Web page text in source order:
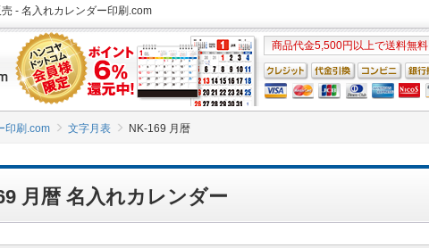
- 名入れカレンダー印刷.com
商品代金5,500円以上で送料無料
印刷.com 文字月表 NK-169 月暦
月暦 名入れカレンダー